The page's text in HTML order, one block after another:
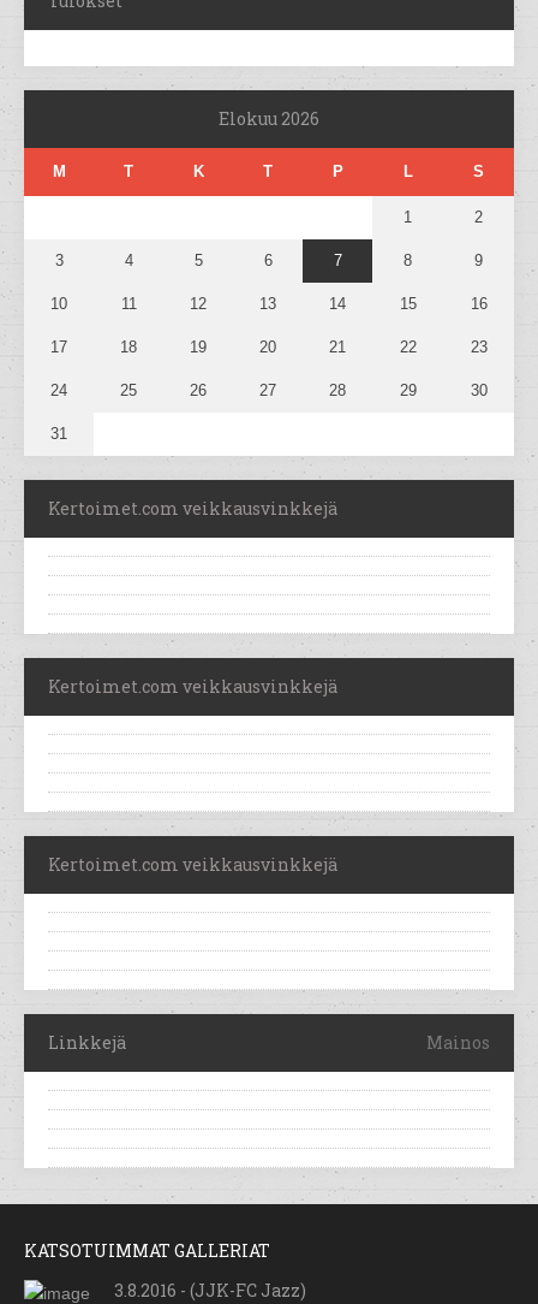
Elokuu 2026
M T K T P L S
1 2
3 4 5 6 7 8 9
10 11 12 13 14 15 16
17 18 19 20 21 22 23
24 25 26 27 28 29 30
31
Kertoimet.com veikkausvinkkejä
Kertoimet.com veikkausvinkkejä
Kertoimet.com veikkausvinkkejä
Linkkejä Mainos
KATSOTUIMMAT GALLERIAT
3.8.2016 - (JJK-FC Jazz)